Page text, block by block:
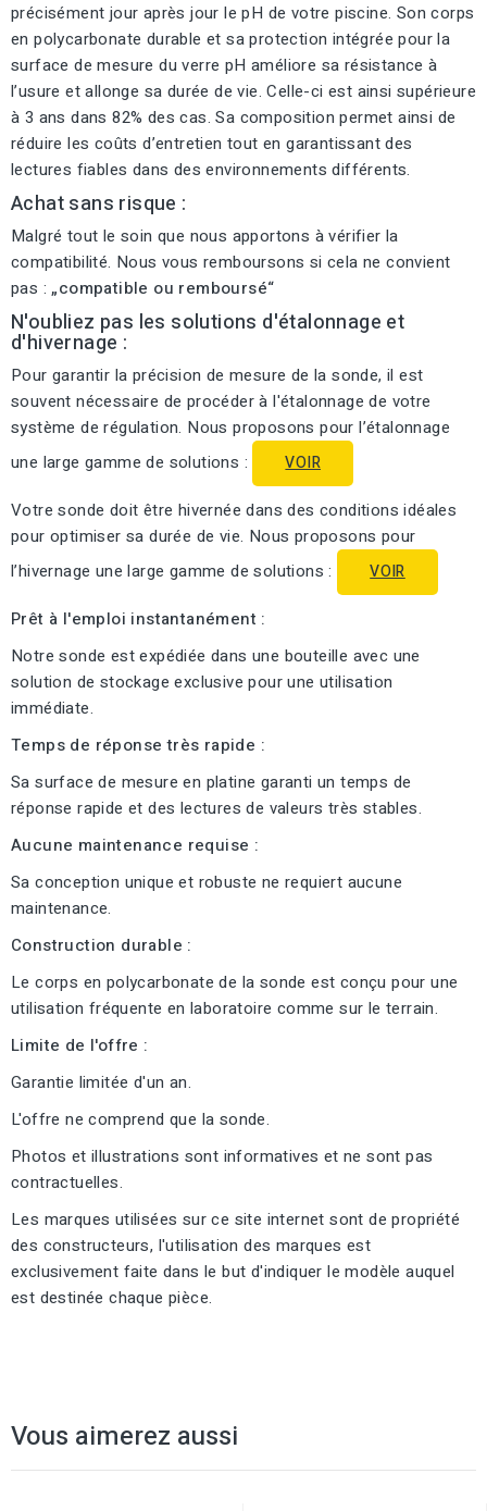
précisément jour après jour le pH de votre piscine. Son corps
en polycarbonate durable et sa protection intégrée pour la
surface de mesure du verre pH améliore sa résistance à
l’usure et allonge sa durée de vie. Celle-ci est ainsi supérieure
à 3 ans dans 82% des cas. Sa composition permet ainsi de
réduire les coûts d’entretien tout en garantissant des
lectures fiables dans des environnements différents.
Achat sans risque :
Malgré tout le soin que nous apportons à vérifier la
compatibilité. Nous vous remboursons si cela ne convient
pas :„compatible ou remboursé“
N'oubliez pas les solutions d'étalonnage et
d'hivernage :
Pour garantir la précision de mesure de la sonde, il est
souvent nécessaire de procéder à l'étalonnage de votre
système de régulation. Nous proposons pour l’étalonnage
une large gamme de solutions :
VOIR
Votre sonde doit être hivernée dans des conditions idéales
pour optimiser sa durée de vie. Nous proposons pour
l’hivernage une large gamme de solutions :
VOIR
Prêt à l'emploi instantanément :
Notre sonde est expédiée dans une bouteille avec une
solution de stockage exclusive pour une utilisation
immédiate.
Temps de réponse très rapide :
Sa surface de mesure en platine garanti un temps de
réponse rapide et des lectures de valeurs très stables.
Aucune maintenance requise :
Sa conception unique et robuste ne requiert aucune
maintenance.
Construction durable :
Le corps en polycarbonate de la sonde est conçu pour une
utilisation fréquente en laboratoire comme sur le terrain.
Limite de l'offre :
Garantie limitée d'un an.
L'offre ne comprend que la sonde.
Photos et illustrations sont informatives et ne sont pas
contractuelles.
Les marques utilisées sur ce site internet sont de propriété
des constructeurs, l'utilisation des marques est
exclusivement faite dans le but d'indiquer le modèle auquel
est destinée chaque pièce.
Vous aimerez aussi